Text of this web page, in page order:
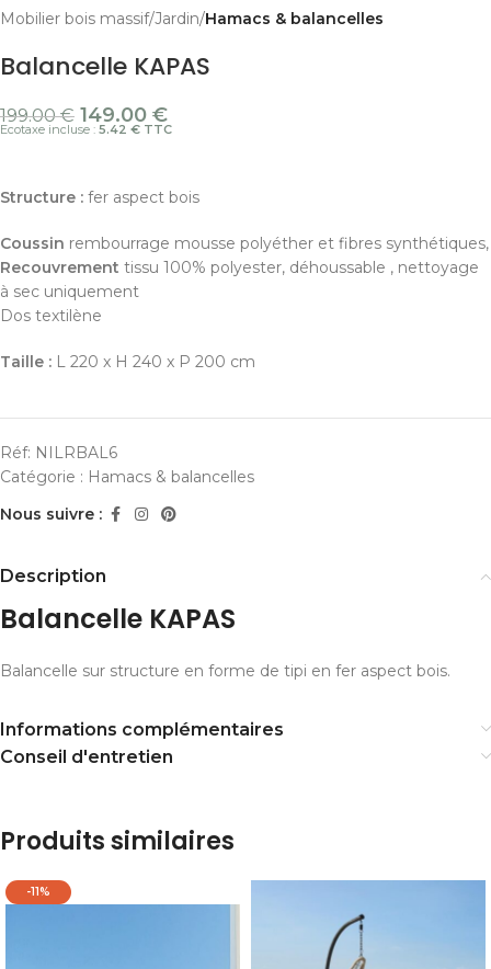
Mobilier bois massif Jardin Hamacs & balancelles
Balancelle KAPAS
199.00€ 149.00 €
Ecotaxe incluse : 5.42 € TTC
Structure : fer aspect bois
Coussin rembourrage mousse polyéther et fibres synthétiques,
Recouvrement tissu 100% polyester, déhoussable , nettoyage
à sec uniquement
Dos textilène
Taille : L 220 x H 240 x P 200 cm
Réf: NILRBAL6
Catégorie : Hamacs & balancelles
Nous suivre :
Description
Balancelle KAPAS
Balancelle sur structure en forme de tipi en fer aspect bois.
Informations complémentaires
Conseil d'entretien
Produits similaires
-11%